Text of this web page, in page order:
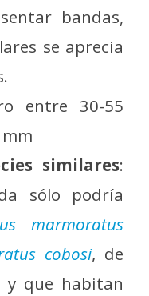
bandas,
se aprecia
entre 30-55
similares:
sólo podría
marmoratus
cobosi, de
y que habitan